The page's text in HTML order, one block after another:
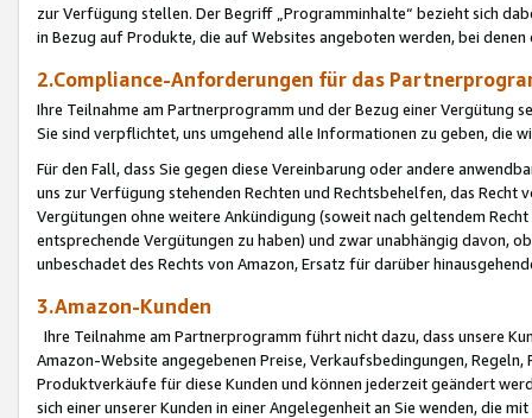
zur Verfügung stellen. Der Begriff „Programminhalte“ bezieht sich
in Bezug auf Produkte, die auf Websites angeboten werden, bei
2.Compliance-Anforderungen für das
Ihre Teilnahme am Partnerprogramm und der Bezug einer Vergütung
Sie sind verpflichtet, uns umgehend alle Informationen zu geben, die
Für den Fall, dass Sie gegen diese Vereinbarung oder andere
uns zur Verfügung stehenden Rechten und Rechtsbehelfen, das
Vergütungen ohne weitere Ankündigung (soweit nach geltendem
entsprechende Vergütungen zu haben) und zwar unabhängig davon,
unbeschadet des Rechts von Amazon, Ersatz für darüber
3.Amazon-Kunden
Ihre Teilnahme am Partnerprogramm führt nicht dazu, dass unsere
Amazon-Website angegebenen Preise, Verkaufsbedingungen,
Produktverkäufe für diese Kunden und können jederzeit geändert
sich einer unserer Kunden in einer Angelegenheit an Sie wenden, die